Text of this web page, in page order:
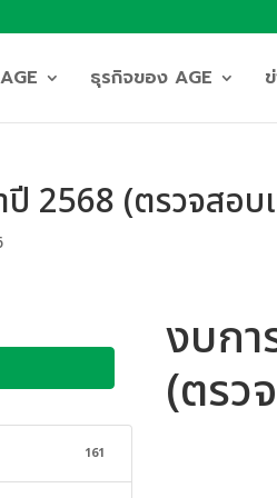
ธุรกิจของ AGE
ปี 2568 (ตรวจสอ
161
งบกา
(ตรว